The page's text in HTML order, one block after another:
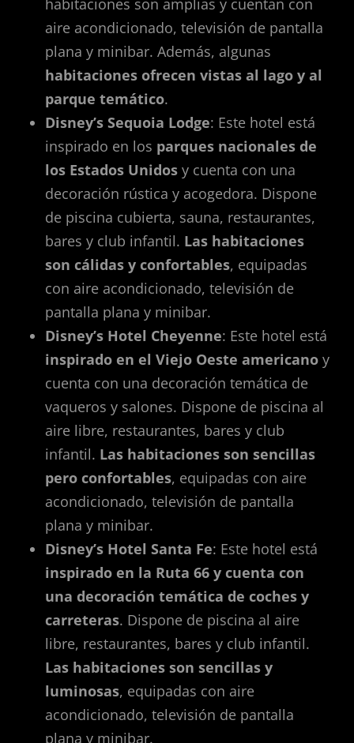
habitaciones son amplias y cuentan con
aire acondicionado, televisión de pantalla
plana y minibar. Además, algunas
habitaciones ofrecen vistas al lago y al
parque temático.
Disney’s Sequoia Lodge: Este hotel está
inspirado en los parques nacionales de
los Estados Unidos y cuenta con una
decoración rústica y acogedora. Dispone
de piscina cubierta, sauna, restaurantes,
bares y club infantil. Las habitaciones
son cálidas y confortables, equipadas
con aire acondicionado, televisión de
pantalla plana y minibar.
Disney’s Hotel Cheyenne: Este hotel está
inspirado en el Viejo Oeste americano y
cuenta con una decoración temática de
vaqueros y salones. Dispone de piscina al
aire libre, restaurantes, bares y club
infantil. Las habitaciones son sencillas
pero confortables, equipadas con aire
acondicionado, televisión de pantalla
plana y minibar.
Disney’s Hotel Santa Fe: Este hotel está
inspirado en la Ruta 66 y cuenta con
una decoración temática de coches y
carreteras. Dispone de piscina al aire
libre, restaurantes, bares y club infantil.
Las habitaciones son sencillas y
luminosas, equipadas con aire
acondicionado, televisión de pantalla
plana y minibar.